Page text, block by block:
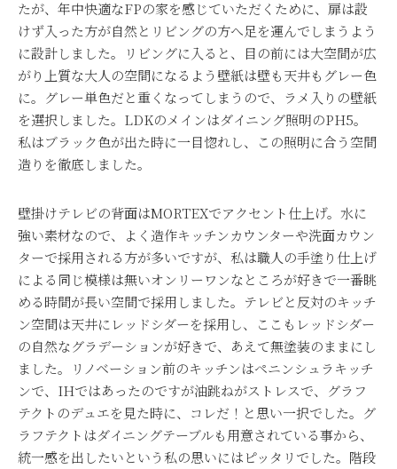
たが、年中快適なFPの家を感じていただくために、扉は設
けず入った方が自然とリビングの方へ足を運んでしまうよう
に設計しました。リビングに入ると、目の前には大空間が広
がり上質な大人の空間になるよう壁紙は壁も天井もグレー色
に。グレー単色だと重くなってしまうので、ラメ入りの壁紙
を選択しました。 LDKのメインはダイニング照明のPH5。
私はブラック色が出た時に一目惚れし、この照明に合う空間
造りを徹底しました。
壁掛けテレビの背面はMORTEXでアクセント仕上げ。水に
強い素材なので、よく造作キッチンカウンターや洗面カウン
ターで採用される方が多いですが、私は職人の手塗り仕上げ
による同じ模様は無いオンリーワンなところが好きで一番眺
める時間が長い空間で採用しました。テレビと反対のキッチ
ン空間は天井にレッドシダーを採用し、ここもレッドシダー
の自然なグラデーションが好きで、あえて無塗装のままにし
ました。リノベーション前のキッチンはペニンシュラキッチ
ンで、 IHではあったのですが油跳ねがストレスで、グラフ
テクトのデュエを見た時に、コレだ！と思い一択でした。グ
ラフテクトはダイニングテーブルも用意されている事から、
統一感を出したいという私の思いにはピッタリでした。階段